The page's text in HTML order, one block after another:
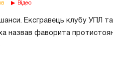
Відео
Ексгравець клубу УПЛ та
назвав фаворита